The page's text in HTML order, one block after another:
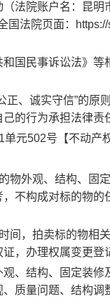
法院账户名：昆
国法院页面：
国民事诉讼法》
正、诚实守信”的
的行为承担法律责
单元502号 【不动产
物外观、结构、固
不构成对标的物
间，拍卖标的物相
，办理权属变更登
、结构、固定装
质量问题、结构